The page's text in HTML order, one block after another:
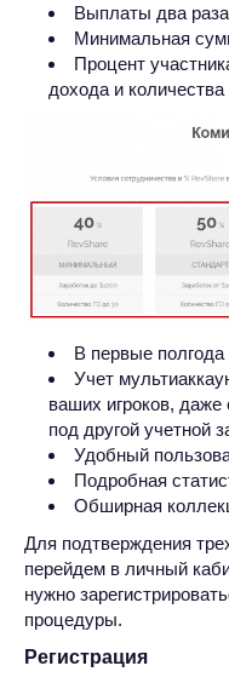
Выплаты два
Минимальная
Процент
дохода и
В первые полгода
Учет
ваших игроков, даже
под другой учетной
Удобный
Подробная
Обширная
Для подтверждения
перейдем в личный
нужно
процедуры.
Регистрация